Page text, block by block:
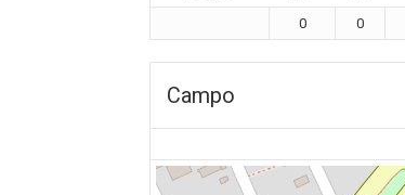
0 0
Campo